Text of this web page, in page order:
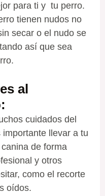
para ti y tu perro.
tienen nudos no
secar o el nudo se
así que sea
al
:
cuidados del
llevar a tu
de forma
y otros
como el recorte
oídos.